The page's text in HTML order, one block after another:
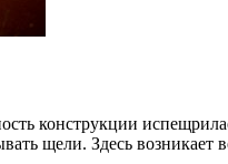
конструкции
щели. Здесь возникает